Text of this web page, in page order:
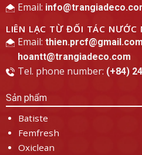
Email:
LIÊN LẠC TỪ ĐỐI TÁC NƯỚC
Email:
hoantt@trangiadeco.com
Tel. phone number: (+84)
Sản phẩm
Batiste
Femfresh
Oxiclean